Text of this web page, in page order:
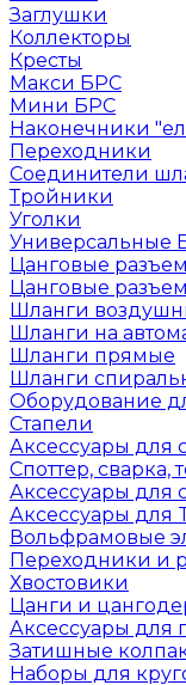
Заглушки
Коллекторы
Кресты
Макси БРС
Мини БРС
Наконечники
Переходники
Соединители
Тройники
Уголки
Универсальные
Цанговые
Цанговые
Шланги
Шланги на
Шланги прямые
Шланги
Оборудование
Стапели
Аксессуары для
Споттер, сварка,
Аксессуары для
Аксессуары для
Вольфрамовые
Переходники и
Хвостовики
Цанги и
Аксессуары для
Затишные
Наборы для